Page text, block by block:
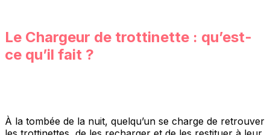
Le Chargeur de trottinette : qu’est-
ce qu’il fait ?
À la tombée de la nuit, quelqu’un se charge de retrouver